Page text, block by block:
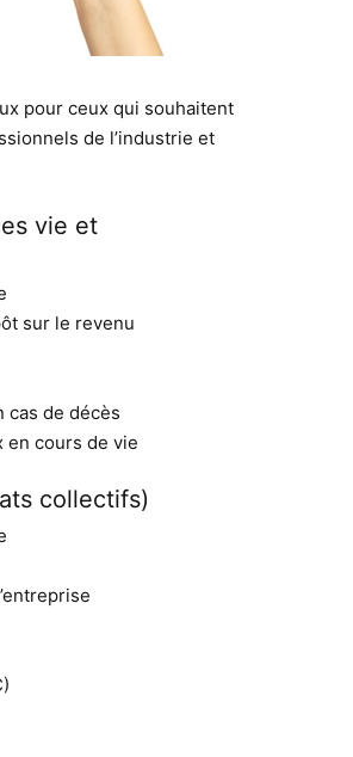
pour ceux qui souhaitent
de l’industrie et
vie et
sur le revenu
cas de décès
en cours de vie
collectifs)